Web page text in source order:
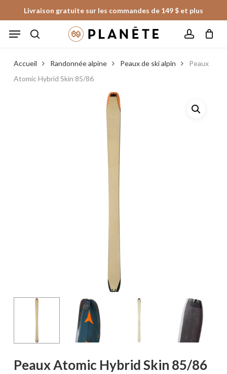
to
main
Livraison gratuite sur les commandes de 149 $ et plus
Menu
Fermer
le
panier
Accueil Randonnée alpine Peaux de ski alpin
Peaux
Atomic Hybrid Skin 85/86
Peaux Atomic Hybrid Skin 85/86